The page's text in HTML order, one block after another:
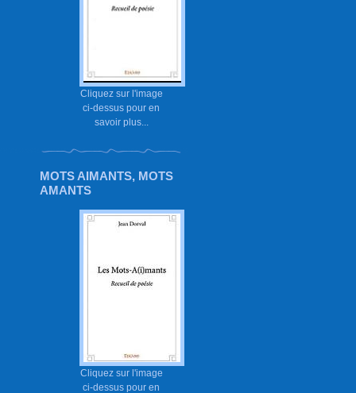
Cliquez sur l'image
ci-dessus pour en
savoir plus...
MOTS AIMANTS, MOTS
AMANTS
Cliquez sur l'image
ci-dessus pour en